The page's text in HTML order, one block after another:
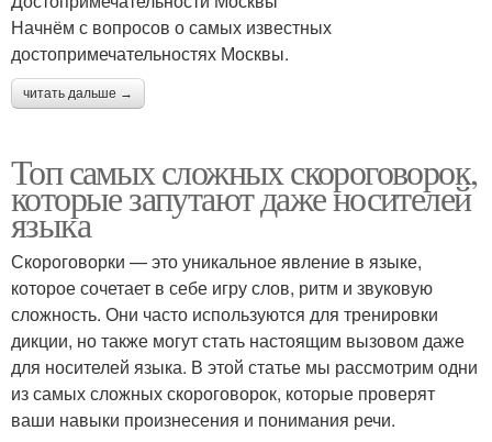
Начнём с вопросов о самых известных
достопримечательностях Москвы.
читать дальше →
Топ самых сложных скороговорок,
которые запутают даже носителей
языка
Скороговорки — это уникальное явление в языке,
которое сочетает в себе игру слов, ритм и звуковую
сложность. Они часто используются для тренировки
дикции, но также могут стать настоящим вызовом даже
для носителей языка. В этой статье мы рассмотрим одни
из самых сложных скороговорок, которые проверят
ваши навыки произнесения и понимания речи.